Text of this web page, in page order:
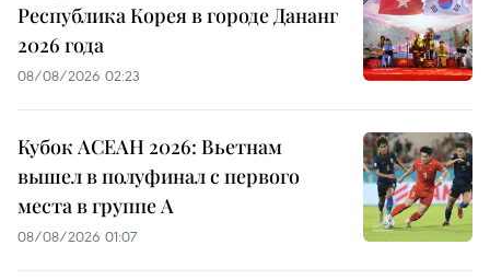
Республика Корея в городе Дананг
2026 года
08/08/2026 02:23
Кубок АСЕАН 2026: Вьетнам
вышел в полуфинал с первого
места в группе A
08/08/2026 01:07